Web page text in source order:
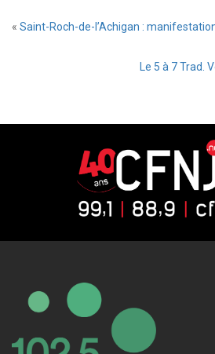
« Saint-Roch-de-l’Achigan :
Le 5 à 7 Trad.